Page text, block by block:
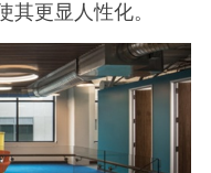
其更显人性化。